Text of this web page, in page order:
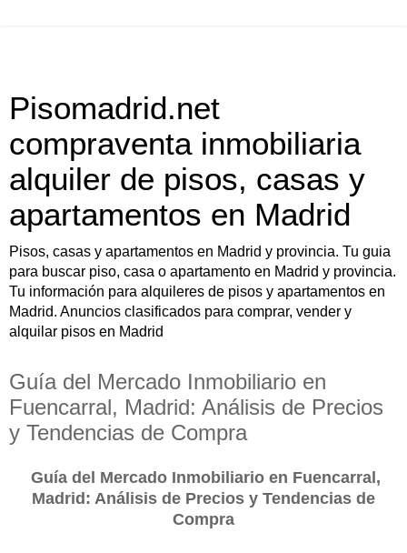
Pisomadrid.net
compraventa inmobiliaria
alquiler de pisos, casas y
apartamentos en Madrid
Pisos, casas y apartamentos en Madrid y provincia. Tu guia
para buscar piso, casa o apartamento en Madrid y provincia.
Tu información para alquileres de pisos y apartamentos en
Madrid. Anuncios clasificados para comprar, vender y
alquilar pisos en Madrid
Guía del Mercado Inmobiliario en
Fuencarral, Madrid: Análisis de Precios
y Tendencias de Compra
Guía del Mercado Inmobiliario en Fuencarral,
Madrid: Análisis de Precios y Tendencias de
Compra